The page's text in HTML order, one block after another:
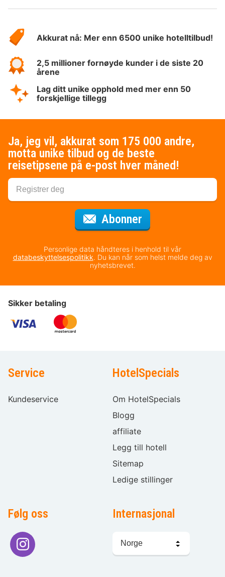
Hotelspecials
Akkurat nå: Mer enn 6500 unike hotelltilbud!
2,5 millioner fornøyde kunder i de siste 20
årene
Lag ditt unike opphold med mer enn 50
forskjellige tillegg
Ja, jeg vil, akkurat som 175 000 andre,
motta unike tilbud og de beste
reisetipsene på e-post hver måned!
Abonner
Personlige data håndteres i henhold til vår
databeskyttelsespolitikk. Du kan når som helst melde deg av
nyhetsbrevet.
Sikker betaling
Service
Kundeservice
HotelSpecials
Om HotelSpecials
Blogg
affiliate
Legg till hotell
Sitemap
Ledige stillinger
Følg oss Internasjonal